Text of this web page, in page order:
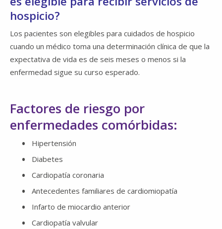
hospicio?
Los pacientes son elegibles para cuidados de hospicio
cuando un médico toma una determinación clínica de que la
expectativa de vida es de seis meses o menos si la
enfermedad sigue su curso esperado.
Factores de riesgo por
enfermedades comórbidas:
Hipertensión
Diabetes
Cardiopatía coronaria
Antecedentes familiares de cardiomiopatía
Infarto de miocardio anterior
Cardiopatía valvular